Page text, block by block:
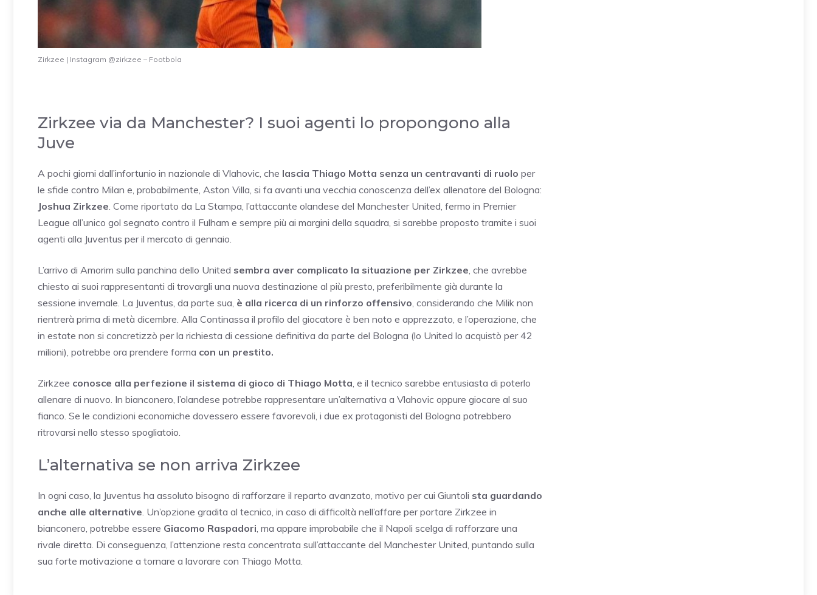
Zirkzee | Instagram @zirkzee – Footbola
Zirkzee via da Manchester? I suoi agenti lo propongono alla
Juve
A pochi giorni dall’infortunio in nazionale di Vlahovic, che lascia Thiago Motta senza un centravanti di ruolo per
le sfide contro Milan e, probabilmente, Aston Villa, si fa avanti una vecchia conoscenza dell’ex allenatore del Bologna:
Joshua Zirkzee. Come riportato da La Stampa, l’attaccante olandese del Manchester United, fermo in Premier
League all’unico gol segnato contro il Fulham e sempre più ai margini della squadra, si sarebbe proposto tramite i suoi
agenti alla Juventus per il mercato di gennaio.
L’arrivo di Amorim sulla panchina dello United sembra aver complicato la situazione per Zirkzee, che avrebbe
chiesto ai suoi rappresentanti di trovargli una nuova destinazione al più presto, preferibilmente già durante la
sessione invernale. La Juventus, da parte sua, è alla ricerca di un rinforzo offensivo, considerando che Milik non
rientrerà prima di metà dicembre. Alla Continassa il profilo del giocatore è ben noto e apprezzato, e l’operazione, che
in estate non si concretizzò per la richiesta di cessione definitiva da parte del Bologna (lo United lo acquistò per 42
milioni), potrebbe ora prendere forma con un prestito.
Zirkzee conosce alla perfezione il sistema di gioco di Thiago Motta, e il tecnico sarebbe entusiasta di poterlo
allenare di nuovo. In bianconero, l’olandese potrebbe rappresentare un’alternativa a Vlahovic oppure giocare al suo
fianco. Se le condizioni economiche dovessero essere favorevoli, i due ex protagonisti del Bologna potrebbero
ritrovarsi nello stesso spogliatoio.
L’alternativa se non arriva Zirkzee
In ogni caso, la Juventus ha assoluto bisogno di rafforzare il reparto avanzato, motivo per cui Giuntoli sta guardando
anche alle alternative. Un’opzione gradita al tecnico, in caso di difficoltà nell’affare per portare Zirkzee in
bianconero, potrebbe essere Giacomo Raspadori, ma appare improbabile che il Napoli scelga di rafforzare una
rivale diretta. Di conseguenza, l’attenzione resta concentrata sull’attaccante del Manchester United, puntando sulla
sua forte motivazione a tornare a lavorare con Thiago Motta.